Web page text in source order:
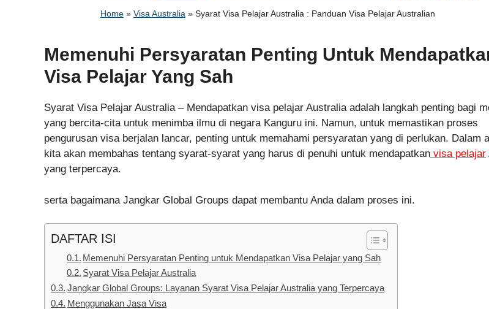
Home » Visa Australia » Syarat Visa Pelajar Australia : Panduan Visa Pelajar Australian
Memenuhi Persyaratan Penting Untuk
Visa Pelajar Yang Sah
Syarat Visa Pelajar Australia – Mendapatkan visa pelajar Australia adalah langkah penting bagi
yang bercita-cita untuk menimba ilmu di negara Kanguru ini. Namun, untuk memastikan proses
pengurusan visa berjalan lancar, penting untuk memahami persyaratan yang di perlukan. Dalam
kita akan membahas tentang syarat-syarat yang harus di penuhi untuk mendapatkan visa pelajar
yang terpercaya.
serta bagaimana Jangkar Global Groups dapat membantu Anda dalam proses ini.
DAFTAR ISI
Memenuhi Persyaratan Penting untuk Mendapatkan Visa Pelajar yang Sah
Syarat Visa Pelajar Australia
Jangkar Global Groups: Layanan Syarat Visa Pelajar Australia yang Terpercaya
Menggunakan Jasa Visa